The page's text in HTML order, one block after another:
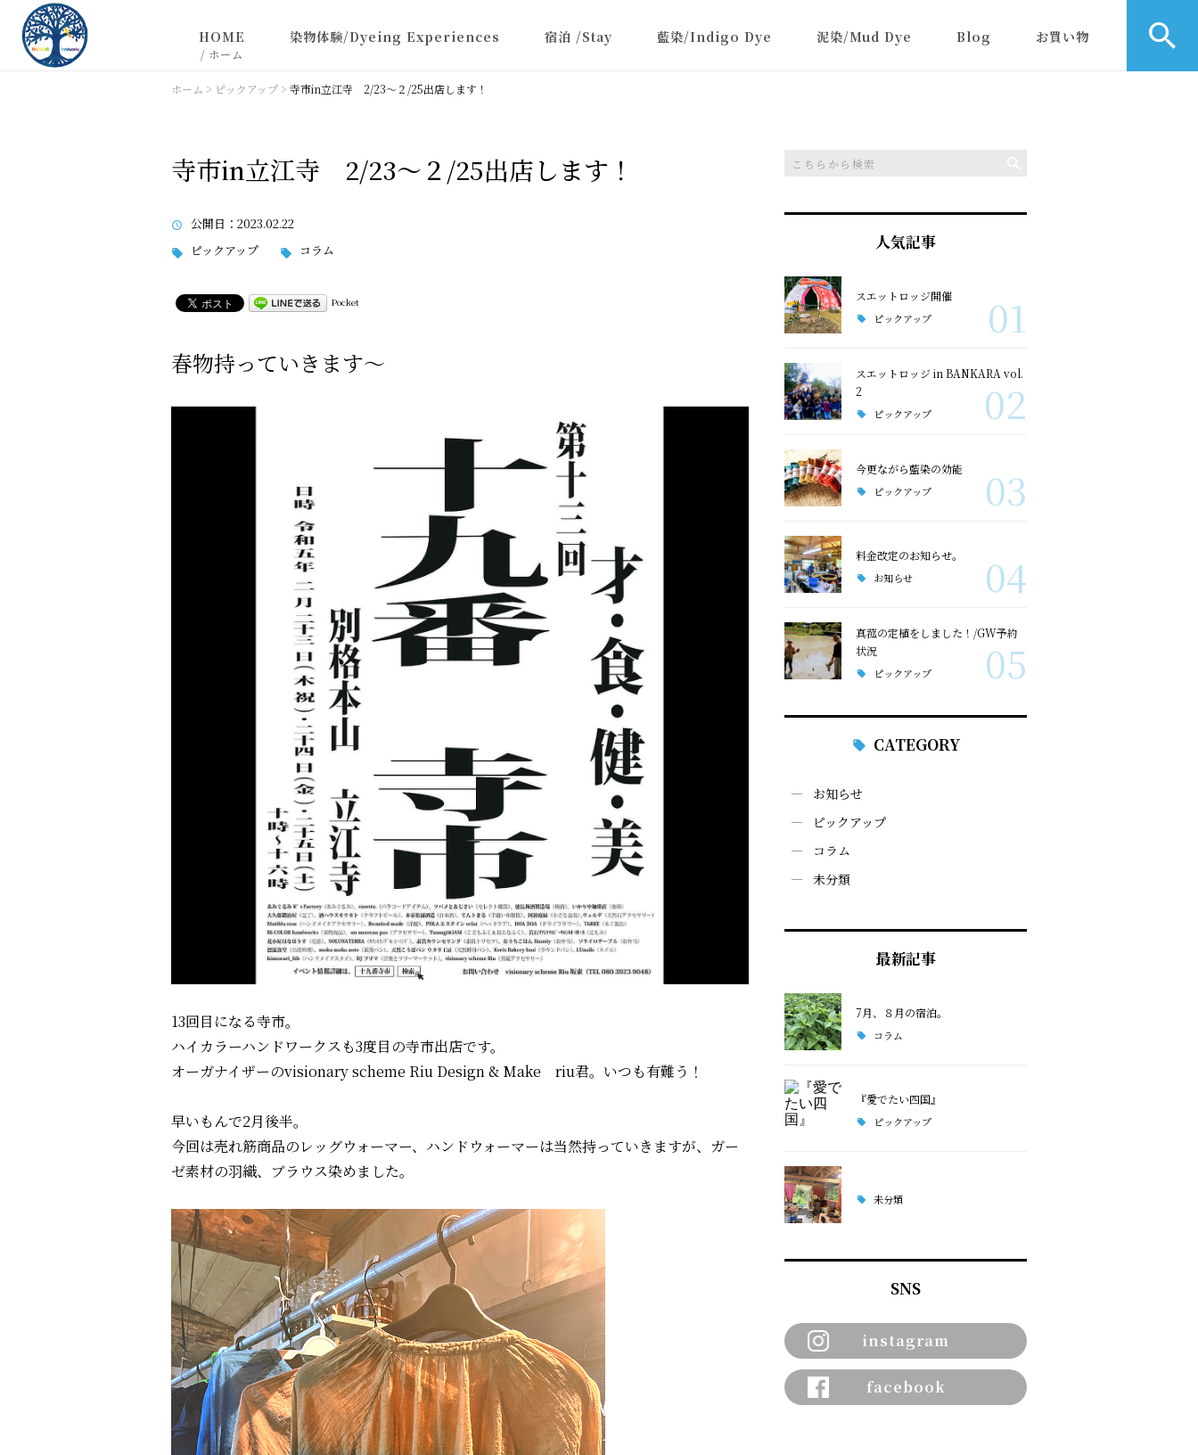
HOME
/ ホーム
お問い合わせ
染物体験/Dyeing Experiences 宿泊 /Stay 藍染/Indigo Dye 泥染/Mud Dye Blog お買い物
ホーム > ピックアップ > 寺市in立江寺 2/23～２/25出店します！
寺市in立江寺 2/23～２/25出店します！
公開日 ：2023.02.22
ピックアップ
コラム
Pocket
春物持っていきます～
13回目になる寺市。
ハイカラーハンドワークスも3度目の寺市出店です。
オーガナイザーのvisionary scheme Riu Design & Make riu君。いつも有難う！
早いもんで2月後半。
今回は売れ筋商品のレッグウォーマー、ハンドウォーマーは当然持っていきますが、ガー
ゼ素材の羽織、ブラウス染めました。
人気記事
スエットロッジ開催
ピックアップ 01
スエットロッジ in BANKARA vol.
2
ピックアップ 02
今更ながら藍染の効能
ピックアップ 03
料金改定のお知らせ。
お知らせ 04
真菰の定植をしました！/GW予約
状況
ピックアップ 05
CATEGORY
お知らせ
ピックアップ
コラム
未分類
最新記事
7月、８月の宿泊。
コラム
『愛でたい四国』
ピックアップ
未分類
SNS
instagram
facebook